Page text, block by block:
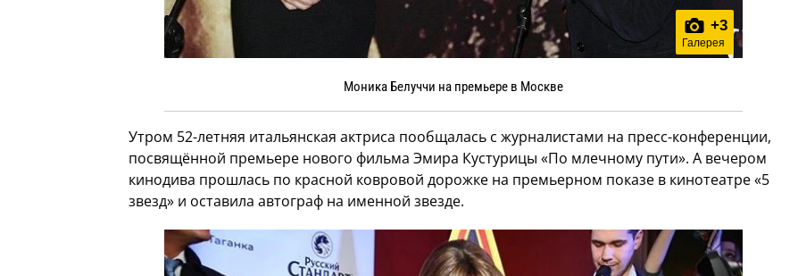
+3
Галерея
Моника Белуччи на премьере в Москве
Утром 52-летняя итальянская актриса пообщалась с журналистами на пресс-конференции,
посвящённой премьере нового фильма Эмира Кустурицы «По млечному пути». А вечером
кинодива прошлась по красной ковровой дорожке на премьерном показе в кинотеатре «5
звезд» и оставила автограф на именной звезде.